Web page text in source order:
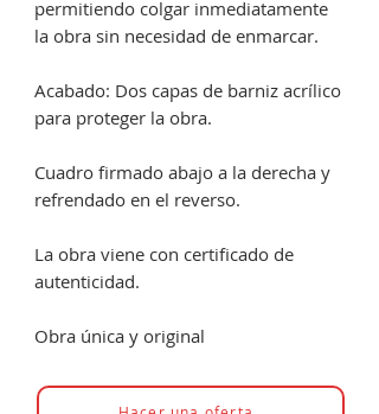
permitiendo colgar inmediatamente
la obra sin necesidad de enmarcar.
Acabado: Dos capas de barniz acrílico
para proteger la obra.
Cuadro firmado abajo a la derecha y
refrendado en el reverso.
La obra viene con certificado de
autenticidad.
Obra única y original